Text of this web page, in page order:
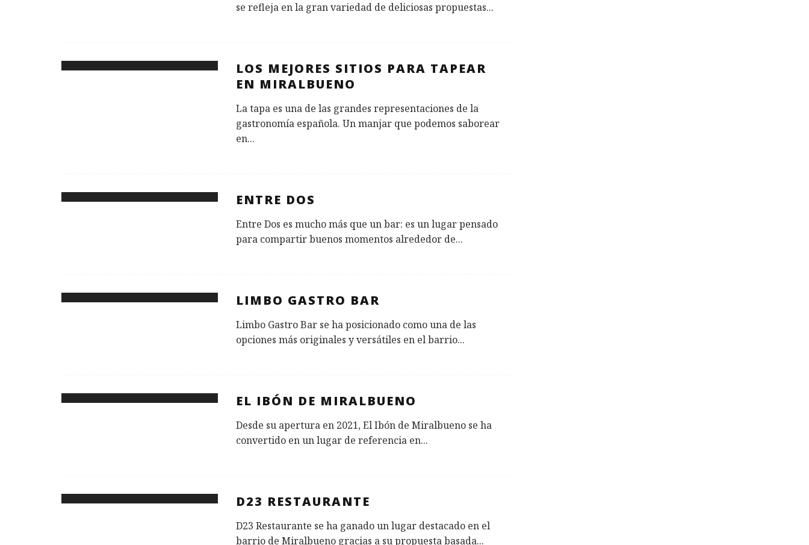
se refleja en la gran variedad de deliciosas propuestas...
LOS MEJORES SITIOS PARA TAPEAR
EN MIRALBUENO
La tapa es una de las grandes representaciones de la
gastronomía española. Un manjar que podemos saborear
en...
ENTRE DOS
Entre Dos es mucho más que un bar: es un lugar pensado
para compartir buenos momentos alrededor de...
LIMBO GASTRO BAR
Limbo Gastro Bar se ha posicionado como una de las
opciones más originales y versátiles en el barrio...
EL IBÓN DE MIRALBUENO
Desde su apertura en 2021, El Ibón de Miralbueno se ha
convertido en un lugar de referencia en...
D23 RESTAURANTE
D23 Restaurante se ha ganado un lugar destacado en el
barrio de Miralbueno gracias a su propuesta basada...